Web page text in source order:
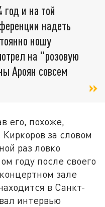
год и на той
надеть
ношу
на "розовую
Ароян совсем
его, похоже,
за словом
раз ловко
году после своего
зале
в Санкт-
интервью